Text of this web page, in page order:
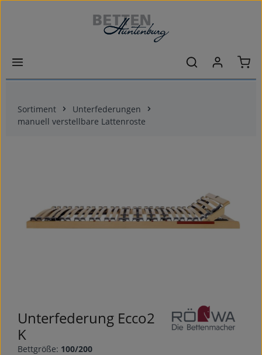
Zum Hauptinhalt springen
Sortiment
Unterfederungen
manuell verstellbare Lattenroste
Unterfederung Ecco2
K
Bettgröße: 100/200